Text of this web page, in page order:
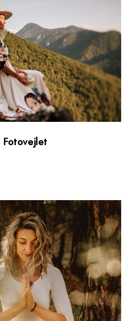
Fotovejlet